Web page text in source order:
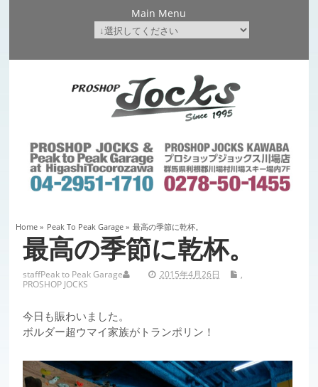
Main Menu
Home» Peak To Peak Garage » 最高の季節に乾杯。
最高の季節に乾杯。
staff 2015年4月26日
Peak to Peak Garage
,
PROSHOP JOCKS
今日も賑わいました。
ボルダー超ウマイ家族がトランポリン！